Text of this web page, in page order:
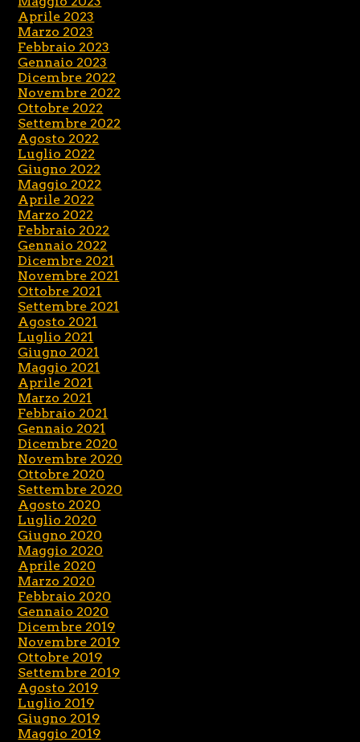
Aprile 2023
Marzo 2023
Febbraio 2023
Gennaio 2023
Dicembre 2022
Novembre 2022
Ottobre 2022
Settembre 2022
Agosto 2022
Luglio 2022
Giugno 2022
Maggio 2022
Aprile 2022
Marzo 2022
Febbraio 2022
Gennaio 2022
Dicembre 2021
Novembre 2021
Ottobre 2021
Settembre 2021
Agosto 2021
Luglio 2021
Giugno 2021
Maggio 2021
Aprile 2021
Marzo 2021
Febbraio 2021
Gennaio 2021
Dicembre 2020
Novembre 2020
Ottobre 2020
Settembre 2020
Agosto 2020
Luglio 2020
Giugno 2020
Maggio 2020
Aprile 2020
Marzo 2020
Febbraio 2020
Gennaio 2020
Dicembre 2019
Novembre 2019
Ottobre 2019
Settembre 2019
Agosto 2019
Luglio 2019
Giugno 2019
Maggio 2019